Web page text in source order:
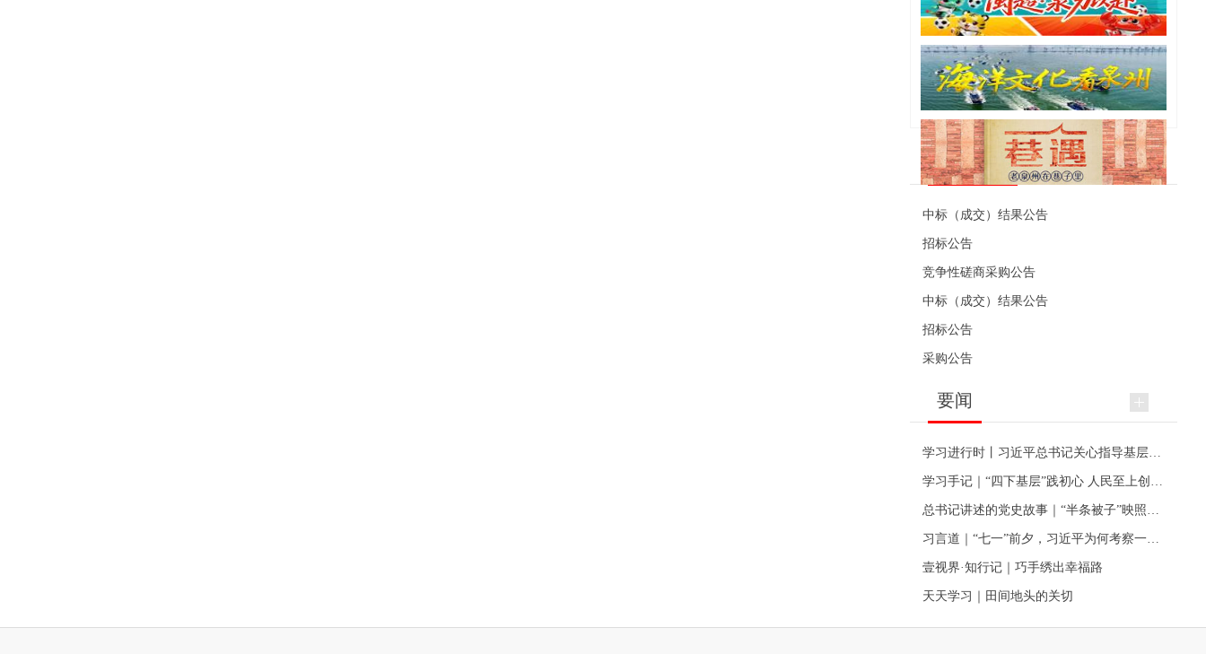
便民资讯
中标（成交）结果公告
招标公告
竞争性磋商采购公告
中标（成交）结果公告
招标公告
采购公告
要闻
壹视界·知行记｜巧手绣出幸福路
天天学习｜田间地头的关切